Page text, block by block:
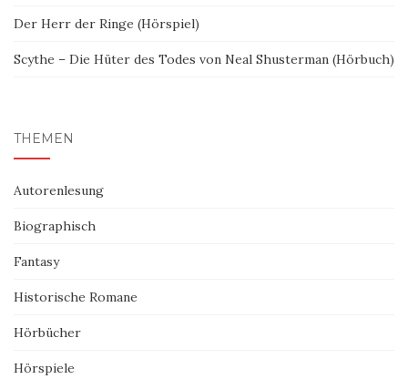
Der Herr der Ringe (Hörspiel)
Scythe – Die Hüter des Todes von Neal Shusterman (Hörbuch)
THEMEN
Autorenlesung
Biographisch
Fantasy
Historische Romane
Hörbücher
Hörspiele